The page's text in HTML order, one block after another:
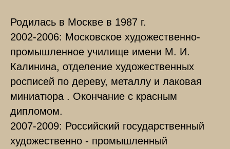
Родилась в Москве в 1987 г.
2002-2006: Московское художественно-
промышленное училище имени М. И.
Калинина, отделение художественных
росписей по дереву, металлу и лаковая
миниатюра . Окончание с красным
дипломом.
2007-2009: Российский государственный
художественно - промышленный